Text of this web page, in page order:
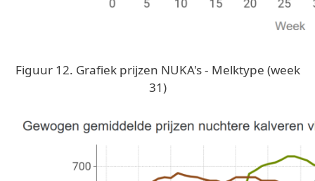
Figuur 12. Grafiek prijzen NUKA's - Melktype (week
31)